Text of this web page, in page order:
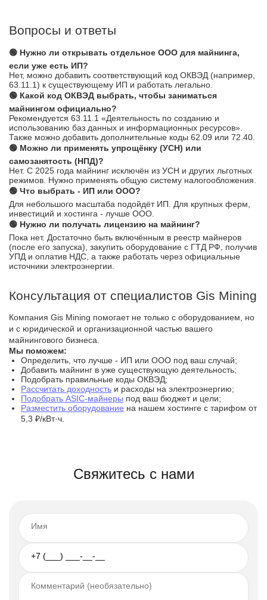
Вопросы и ответы
🟢 Нужно ли открывать отдельное ООО для майнинга,
если уже есть ИП?
Нет, можно добавить соответствующий код ОКВЭД (например,
63.11.1) к существующему ИП и работать легально.
🟢 Какой код ОКВЭД выбрать, чтобы заниматься
майнингом официально?
Рекомендуется 63.11.1 «Деятельность по созданию и
использованию баз данных и информационных ресурсов».
Также можно добавить дополнительные коды 62.09 или 72.40.
🟢 Можно ли применять упрощёнку (УСН) или
самозанятость (НПД)?
Нет. С 2025 года майнинг исключён из УСН и других льготных
режимов. Нужно применять общую систему налогообложения.
🟢 Что выбрать - ИП или ООО?
Для небольшого масштаба подойдёт ИП. Для крупных ферм,
инвестиций и хостинга - лучше ООО.
🟢 Нужно ли получать лицензию на майнинг?
Пока нет. Достаточно быть включённым в реестр майнеров
(после его запуска), закупить оборудование с ГТД РФ, получив
УПД и оплатив НДС, а также работать через официальные
источники электроэнергии.
Консультация от специалистов Gis Mining
Компания Gis Mining помогает не только с оборудованием, но
и с юридической и организационной частью вашего
майнингового бизнеса.
Мы поможем:
Определить, что лучше - ИП или ООО под ваш случай;
Добавить майнинг в уже существующую деятельность;
Подобрать правильные коды ОКВЭД;
Рассчитать доходность и расходы на электроэнергию;
Подобрать ASIC-майнеры под ваш бюджет и цели;
Разместить оборудование на нашем хостинге с тарифом от
5,3 ₽/кВт·ч.
Свяжитесь с нами